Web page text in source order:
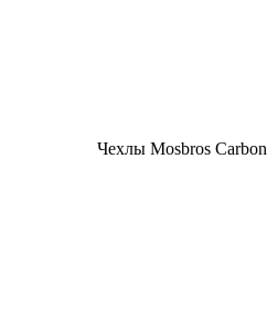
Чехлы Mosbros Carbon